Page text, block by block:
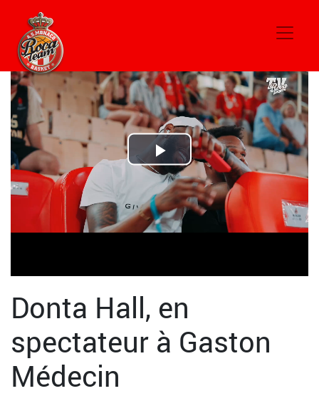
Play
Video
Donta Hall, en
spectateur à Gaston
Médecin